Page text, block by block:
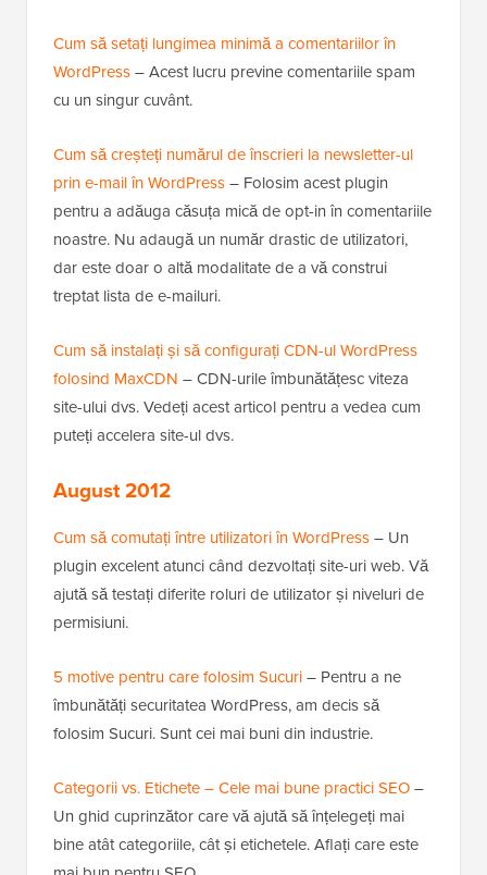
Cum să setați lungimea minimă a comentariilor în
WordPress– Acest lucru previne comentariile spam
cu un singur cuvânt.
Cum să creșteți numărul de înscrieri la newsletter-ul
prin e-mail în WordPress– Folosim acest plugin
pentru a adăuga căsuța mică de opt-in în comentariile
noastre. Nu adaugă un număr drastic de utilizatori,
dar este doar o altă modalitate de a vă construi
treptat lista de e-mailuri.
Cum să instalați și să configurați CDN-ul WordPress
folosind MaxCDN – CDN-urile îmbunătățesc viteza
site-ului dvs. Vedeți acest articol pentru a vedea cum
puteți accelera site-ul dvs.
August 2012
Cum să comutați între utilizatori în WordPress– Un
plugin excelent atunci când dezvoltați site-uri web. Vă
ajută să testați diferite roluri de utilizator și niveluri de
permisiuni.
5 motive pentru care folosim Sucuri– Pentru a ne
îmbunătăți securitatea WordPress, am decis să
folosim Sucuri. Sunt cei mai buni din industrie.
Categorii vs. Etichete – Cele mai bune practici SEO–
Un ghid cuprinzător care vă ajută să înțelegeți mai
bine atât categoriile, cât și etichetele. Aflați care este